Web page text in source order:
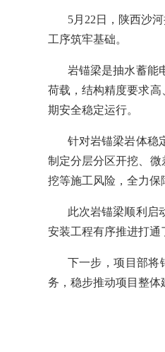
5月22日，陕西沙
工序筑牢基础。
岩锚梁是抽水蓄能
荷载，结构精度要求
期安全稳定运行。
针对岩锚梁岩体稳
制定分层分区开挖、
挖等施工风险，全力保
此次岩锚梁顺利启
安装工程有序推进打通
下一步，项目部将
务，稳步推动项目整体